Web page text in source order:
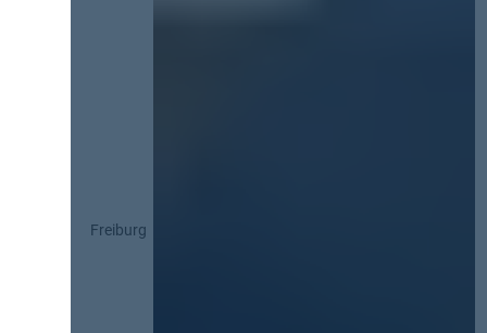
Freiburg